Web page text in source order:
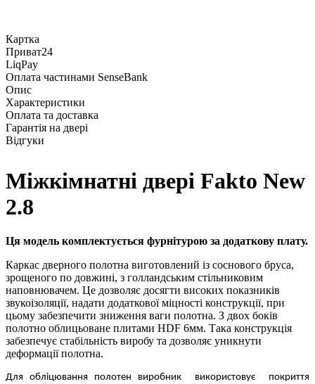
Картка
Приват24
LiqPay
Оплата частинами SenseBank
Опис
Характеристики
Оплата та доставка
Гарантія на двері
Відгуки
Міжкімнатні двері Fakto New
2.8
Ця модель комплектується фурнітурою за додаткову плату.
Каркас дверного полотна виготовлений із соснового бруса,
зрощеного по довжині, з голландським стільниковим
наповнювачем. Це дозволяє досягти високих показників
звукоізоляції, надати додаткової міцності конструкції, при
цьому забезпечити зниження ваги полотна. З двох боків
полотно облицьоване плитами HDF 6мм. Така конструкція
забезпечує стабільність виробу та дозволяє уникнути
деформації полотна.
Для обліцювання полотен виробник використовує покриття